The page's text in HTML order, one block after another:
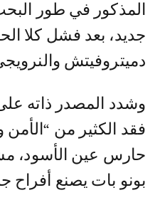
المذكور في طور
جديد، بعد فشل كلا
دميتروفيتش
وشدد المصدر ذاته
فقد الكثير من
حارس عين الأسود،
بونو بات يصنع أفراح